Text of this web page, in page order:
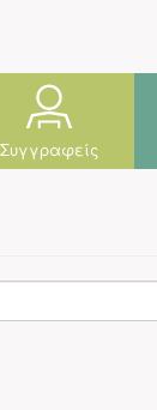
Συγγραφείς